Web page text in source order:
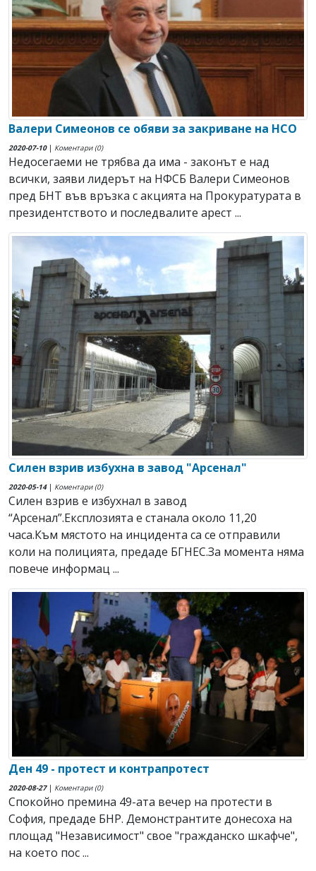
Валери Симеонов се обяви за закриване на НСО
2020-07-10| Коментари (0)
Недосегаеми не трябва да има - законът е над
всички, заяви лидерът на НФСБ Валери Симеонов
пред БНТ във връзка с акцията на Прокуратурата в
президентството и последвалите арест ...
Силен взрив избухна в завод "Арсенал"
2020-05-14| Коментари (0)
Силен взрив е избухнал в завод
“Арсенал”.Експлозията е станала около 11,20
часа.Към мястото на инцидента са се отправили
коли на полицията, предаде БГНЕС.За момента няма
повече информац ...
Ден 49 - протест и контрапротест
2020-08-27| Коментари (0)
Спокойно премина 49-ата вечер на протести в
София, предаде БНР. Демонстрантите донесоха на
площад "Независимост" свое "гражданско шкафче",
на което пос ...